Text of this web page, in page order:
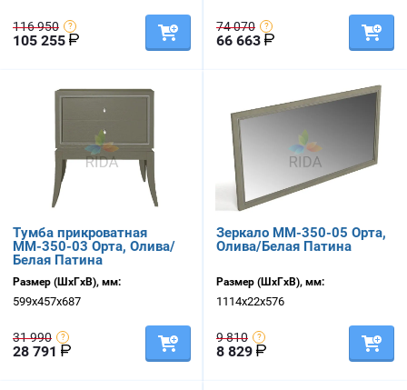
116 950
105 255
74 070
66 663
Тумба прикроватная
ММ-350-03 Орта, Олива/
Белая Патина
Размер (ШхГхВ), мм:
599х457х687
31 990
28 791
Зеркало ММ-350-05 Орта,
Олива/Белая Патина
Размер (ШхГхВ), мм:
1114х22х576
9 810
8 829